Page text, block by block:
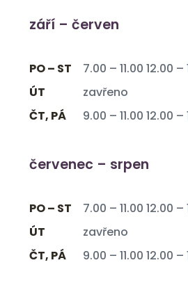
září – červen
PO – ST
7.00 – 11.00 12.00 –
ÚT
zavřeno
ČT, PÁ
9.00 – 11.00 12.00 –
červenec – srpen
PO – ST
7.00 – 11.00 12.00 –
ÚT
zavřeno
ČT, PÁ
9.00 – 11.00 12.00 –